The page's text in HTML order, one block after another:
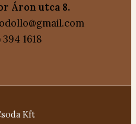
Áron utca 8.
1618
Kft